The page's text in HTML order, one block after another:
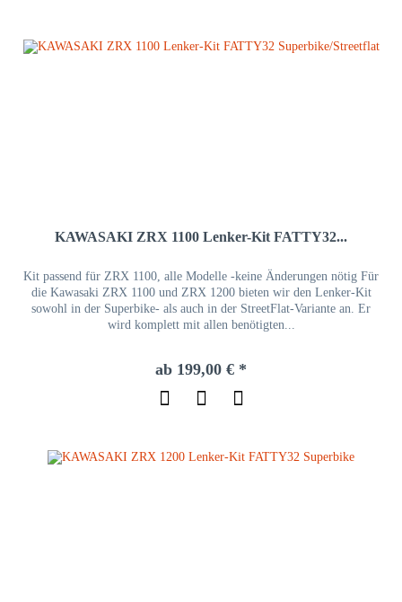
KAWASAKI ZRX 1100 Lenker-Kit FATTY32...
Kit passend für ZRX 1100, alle Modelle -keine Änderungen nötig Für
die Kawasaki ZRX 1100 und ZRX 1200 bieten wir den Lenker-Kit
sowohl in der Superbike- als auch in der StreetFlat-Variante an. Er
wird komplett mit allen benötigten...
ab 199,00 € *